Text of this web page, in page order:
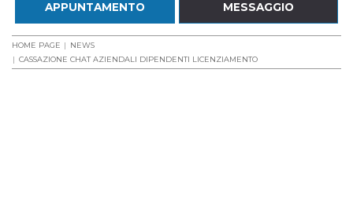
APPUNTAMENTO
MESSAGGIO
HOME PAGE
NEWS
CASSAZIONE CHAT AZIENDALI DIPENDENTI LICENZIAMENTO